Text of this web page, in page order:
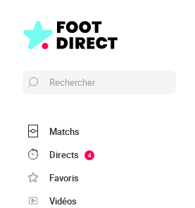
Rechercher
Matchs
Directs
4
Favoris
Vidéos